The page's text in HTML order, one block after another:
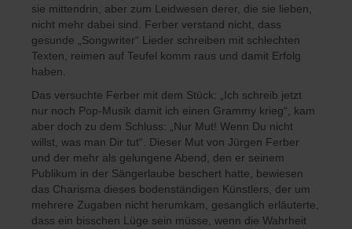
sie mittendrin, aber zum Leidwesen derer, die sie lieben,
nicht mehr dabei sind. Ferber verstand nicht, dass
gesunde „Songwriter“ Lieder schreiben mit schlechten
Texten, reimen auf Teufel komm raus und damit Erfolg
haben.
Das versuchte Ferber mit dem Stück: „Ich schreib jetzt
nur noch Pop-Musik damit ich einen Grammy krieg“, kam
aber doch zu dem Schluss: „Nur Mut! Wenn Du nicht
willst, was man Dir tut“. Dieser Mut von Jürgen Ferber
und der mehr als gelungene Abend, den er seinem
Publikum in der Sängerlaube beschert hatte, bewiesen
das Charisma dieses bodenständigen Künstlers, der um
mehrere Zugaben nicht herumkam, gesanglich erläuterte,
dass ein bisschen Lüge sein müsse, wenn die Wahrheit